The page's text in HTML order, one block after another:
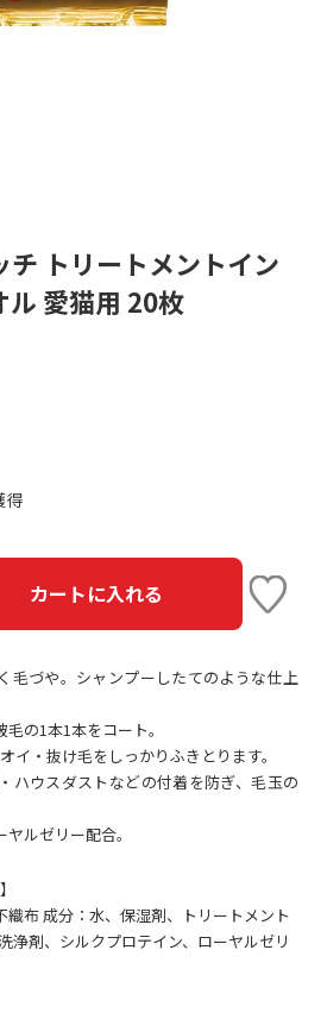
チ トリートメントイン
ル 愛猫用 20枚
得
カートに入れる
毛づや。シャンプーしたてのような仕上
の1本1本をコート。
イ・抜け毛をしっかりふきとります。
ハウスダストなどの付着を防ぎ、毛玉の
ルゼリー配合。
布 成分：水、保湿剤、トリートメント
浄剤、シルクプロテイン、ローヤルゼリ